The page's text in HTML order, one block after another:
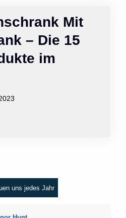
Mit
– Die 15
im
uns jedes Jahr